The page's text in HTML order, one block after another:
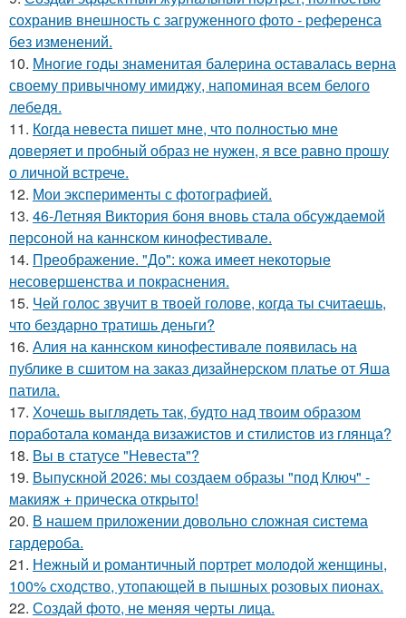
сохранив внешность с загруженного фото - референса
без изменений.
10. Многие годы знаменитая балерина оставалась верна
своему привычному имиджу, напоминая всем белого
лебедя.
11. Когда невеста пишет мне, что полностью мне
доверяет и пробный образ не нужен, я все равно прошу
о личной встрече.
12. Мои эксперименты с фотографией.
13. 46-Летняя Виктория боня вновь стала обсуждаемой
персоной на каннском кинофестивале.
14. Преображение. "До": кожа имеет некоторые
несовершенства и покраснения.
15. Чей голос звучит в твоей голове, когда ты считаешь,
что бездарно тратишь деньги?
16. Алия на каннском кинофестивале появилась на
публике в сшитом на заказ дизайнерском платье от Яша
патила.
17. Хочешь выглядеть так, будто над твоим образом
поработала команда визажистов и стилистов из глянца?
18. Вы в статусе "Невеста"?
19. Выпускной 2026: мы создаем образы "под Ключ" -
макияж + прическа открыто!
20. В нашем приложении довольно сложная система
гардероба.
21. Нежный и романтичный портрет молодой женщины,
100% сходство, утопающей в пышных розовых пионах.
22. Создай фото, не меняя черты лица.